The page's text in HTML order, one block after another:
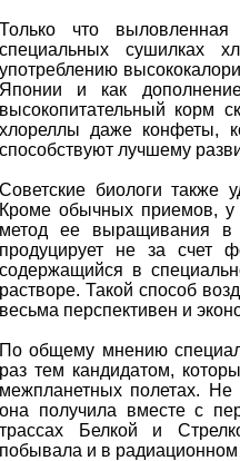
Только что
специальных сушилках
употреблению
Японии и как
высокопитательный корм
хлореллы даже конфеты,
способствуют лучшему
Советские биологи также
Кроме обычных приемов, у
метод ее выращивания в
продуцирует не за счет
содержащийся в
растворе.Такой способ
весьма перспективен и
По общему мнению
раз тем кандидатом,
межпланетных полетах. Не
она получила вместе с
трассах Белкой и
побывала и в